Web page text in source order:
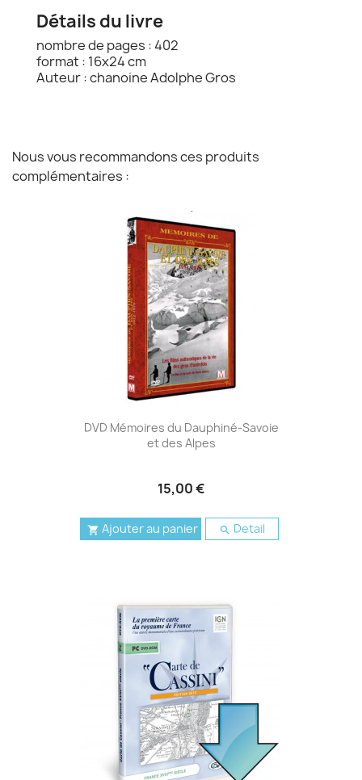
Détails du livre
nombre de pages : 402
format : 16x24 cm
Auteur : chanoine Adolphe Gros
Nous vous recommandons ces produits
complémentaires :
DVD Mémoires du Dauphiné-Savoie
et des Alpes
15,00 €
 Ajouter au panier  Detail